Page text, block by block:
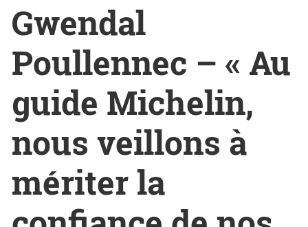
Gwendal
Poullennec – « Au
guide Michelin,
nous veillons à
mériter la